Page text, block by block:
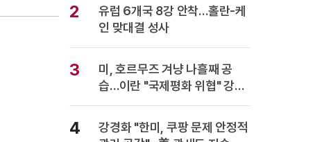
2
유럽 6개국 8강 안착…홀란-케
인 맞대결 성사
3
미, 호르무즈 겨냥 나흘째 공
습…이란 "국제평화 위협" 강력
반발
4
강경화 "한미, 쿠팡 문제 안정적